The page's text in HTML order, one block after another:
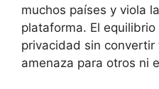
muchos países y viola
plataforma. El
privacidad sin convertir
amenaza para otros ni